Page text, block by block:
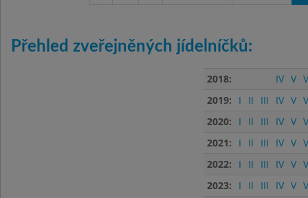
Přehled zveřejněných jídelníčků:
2018: IV V
2019:
I II III IV V
2020:
I II III IV V
2021:
I II III IV V
2022:
I II III IV V
2023:
I II III IV V